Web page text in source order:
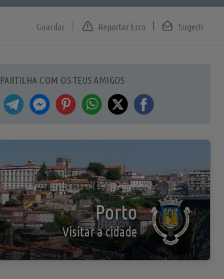
Sugerir
Reportar Erro
PARTILHA COM OS TEUS AMIGOS
Porto
Visitar a cidade